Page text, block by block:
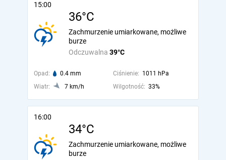
15:00
36°C
Odczuwalna 39°C
Zachmurzenie umiarkowane, możliwe
burze
Opad: 0.4 mm Ciśnienie: 1011 hPa
Wiatr:
7 km/h Wilgotność: 33%
16:00
34°C
Zachmurzenie umiarkowane, możliwe
burze